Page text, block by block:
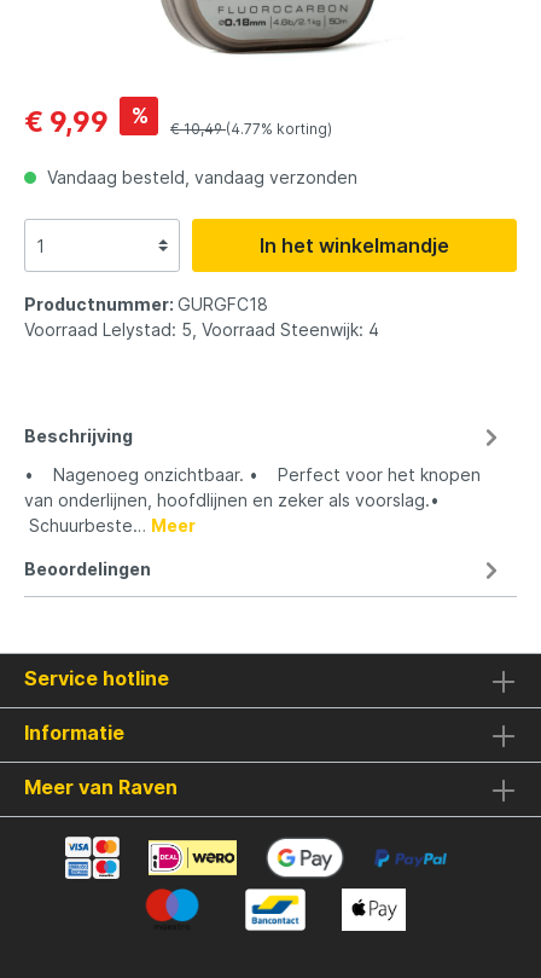
€ 9,99 %
€ 10,49(4.77% korting)
Vandaag besteld, vandaag verzonden
In het winkelmandje
Productnummer: GURGFC18
Voorraad Lelystad: 5, Voorraad Steenwijk: 4
Beschrijving
• Nagenoeg onzichtbaar. • Perfect voor het knopen
van onderlijnen, hoofdlijnen en zeker als voorslag.•
Schuurbeste… Meer
Beoordelingen
Service hotline
Informatie
Meer van Raven